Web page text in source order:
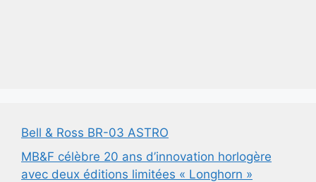
Bell & Ross BR-03 ASTRO
MB&F célèbre 20 ans d’innovation horlogère
avec deux éditions limitées « Longhorn »